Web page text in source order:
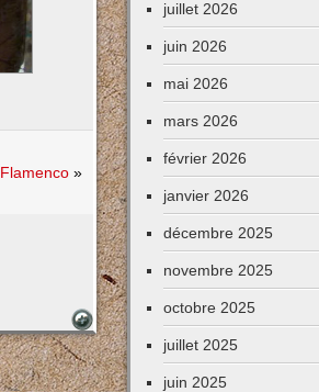
Flamenco»
juillet 2026
juin 2026
mai 2026
mars 2026
février 2026
janvier 2026
décembre 2025
novembre 2025
octobre 2025
juillet 2025
juin 2025